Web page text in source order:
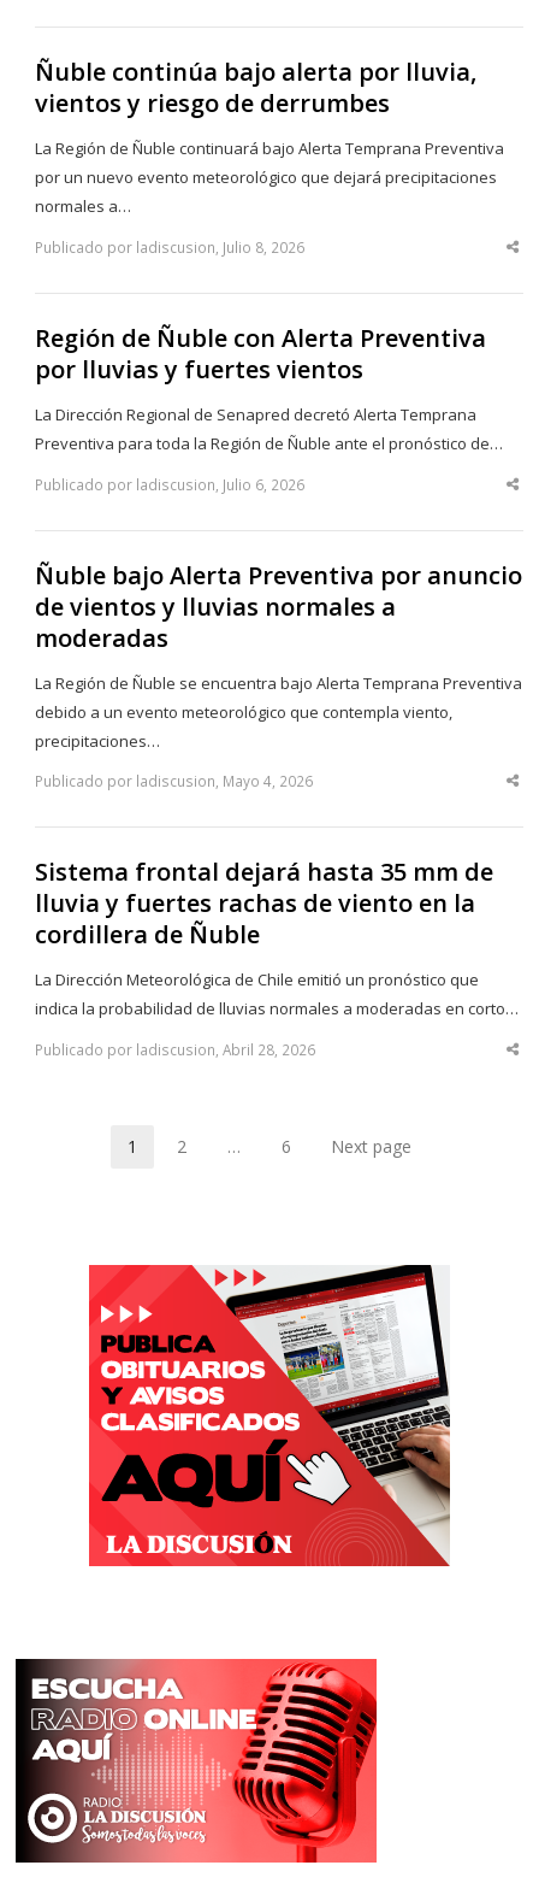
Ñuble continúa bajo alerta por lluvia,
vientos y riesgo de derrumbes
La Región de Ñuble continuará bajo Alerta Temprana Preventiva
por un nuevo evento meteorológico que dejará precipitaciones
normales a…
Publicado por ladiscusion, Julio 8, 2026
Región de Ñuble con Alerta Preventiva
por lluvias y fuertes vientos
La Dirección Regional de Senapred decretó Alerta Temprana
Preventiva para toda la Región de Ñuble ante el pronóstico de…
Publicado por ladiscusion, Julio 6, 2026
Ñuble bajo Alerta Preventiva por anuncio
de vientos y lluvias normales a
moderadas
La Región de Ñuble se encuentra bajo Alerta Temprana Preventiva
debido a un evento meteorológico que contempla viento,
precipitaciones…
Publicado por ladiscusion, Mayo 4, 2026
Sistema frontal dejará hasta 35 mm de
lluvia y fuertes rachas de viento en la
cordillera de Ñuble
La Dirección Meteorológica de Chile emitió un pronóstico que
indica la probabilidad de lluvias normales a moderadas en corto…
Publicado por ladiscusion, Abril 28, 2026
Page
1 Page
2 … Page
6 Next page